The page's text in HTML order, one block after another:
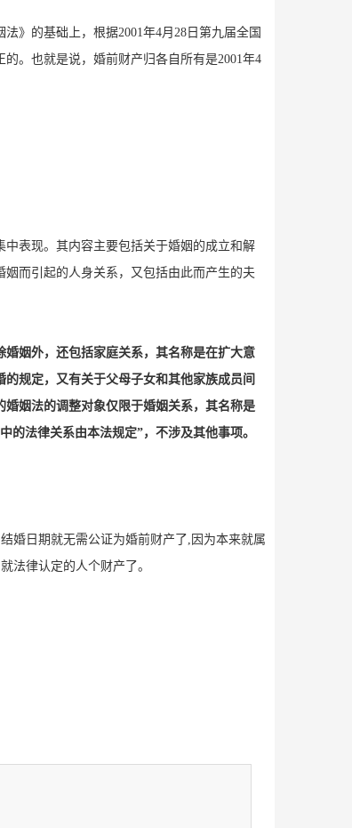
》的基础上，根据2001年4月28日第九届全国
。也就是说，婚前财产归各自所有是2001年4
表现。其内容主要包括关于婚姻的成立和解
而引起的人身关系，又包括由此而产生的夫
姻外，还包括家庭关系，其名称是在扩大意
规定，又有关于父母子女和其他家族成员间
姻法的调整对象仅限于婚姻关系，其名称是
的法律关系由本法规定”，不涉及其他事项。
婚日期就无需公证为婚前财产了,因为本来就属
法律认定的人个财产了。